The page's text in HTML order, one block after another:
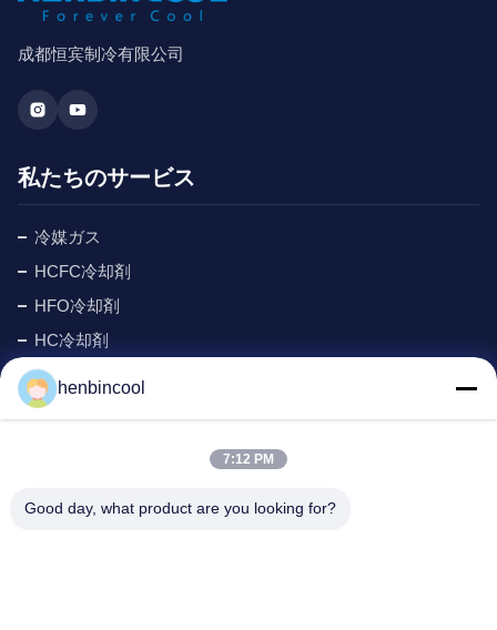
成都恒宾制冷有限公司
私たちのサービス
冷媒ガス
HCFC冷却剤
HFO冷却剤
HC冷却剤
サイクロペンタン 冷却剤
MAPPガス
冷凍部品
henbincool
7:12 PM
Good day, what product are you looking for?